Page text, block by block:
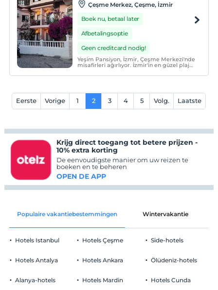
Çeşme Merkez, Çeşme, İzmir
Boek nu, betaal later
Afbetalingsoptie
Geen creditcard nodig!
Yeşim Pansiyon, İzmir, Çeşme Merkezi'nde
misafirleri ağırlıyor. İzmir'in en güzel plaj
tatil yeri cennet Çeşme'de, evinizdeki
Eerste Vorige 1 2 3 4 5 Volg. Laatste
Krijg direct toegang tot betere prijzen -
10% extra korting
De eenvoudigste manier om uw reizen te
boeken en te beheren
OPEN DE APP
Populaire vakantiebestemmingen Wintervakantie
Hotels Istanbul
Hotels Antalya
Alanya-hotels
Hotels Çeşme
Hotels Ankara
Hotels Mardin
Side-hotels
Ölüdeniz-hotels
Hotels Cunda